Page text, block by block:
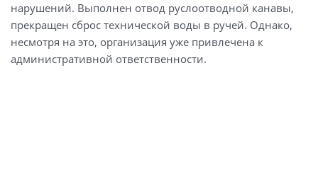
нарушений. Выполнен отвод руслоотводной канавы,
прекращен сброс технической воды в ручей. Однако,
несмотря на это, организация уже привлечена к
административной ответственности.